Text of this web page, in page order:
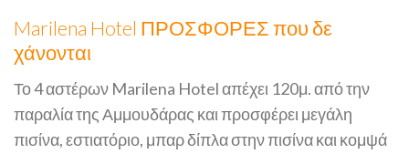
Marilena Hotel ΠΡΟΣΦΟΡΕΣ που δε
χάνονται
Το 4 αστέρων Marilena Hotel απέχει 120μ. από την
παραλία της Αμμουδάρας και προσφέρει μεγάλη
πισίνα, εστιατόριο, μπαρ δίπλα στην πισίνα και κομψά